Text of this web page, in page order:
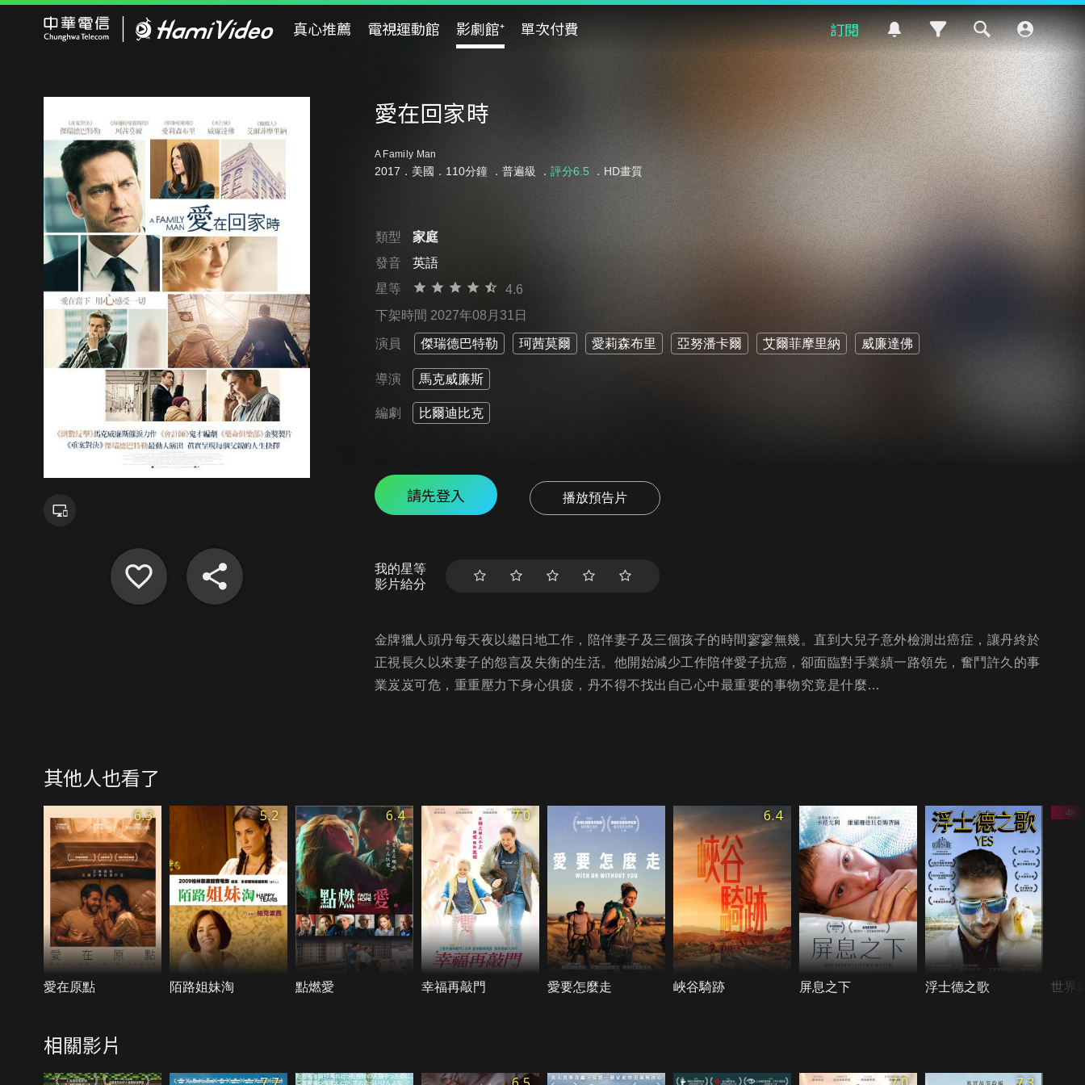
真心推薦 電視運動館 影劇館⁺ 單次付費 訂閱
愛在回家時
A Family Man
2017．美國．110分鐘 ． 普遍級 ． 評分6.5 ．HD畫質
類型
家庭
發音
英語
星等
4.6
下架時間 2027年08月31日
演員 傑瑞德巴特勒 珂茜莫爾 愛莉森布里 亞努潘卡爾 艾爾菲摩里納 威廉達佛
導演 馬克威廉斯
編劇 比爾迪比克
請先登入 播放預告片
我的星等
影片給分
金牌獵人頭丹每天夜以繼日地工作，陪伴妻子及三個孩子的時間寥寥無幾。直到大兒子意外檢測出癌症，讓丹終於
正視長久以來妻子的怨言及失衡的生活。他開始減少工作陪伴愛子抗癌，卻面臨對手業績一路領先，奮鬥許久的事
業岌岌可危，重重壓力下身心俱疲，丹不得不找出自己心中最重要的事物究竟是什麼…
其他人也看了
6.3
愛在原點
5.2
陌路姐妹淘
6.4
點燃愛
7.0
幸福再敲門 愛要怎麼走
6.4
峽谷騎跡 屏息之下 浮士德之歌 世界
相關影片